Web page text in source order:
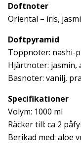
Doftnoter
Oriental – iris,
Doftpyramid
Toppnoter: nashi-
Hjärtnoter: jasmin,
Basnoter: vanilj,
Specifikationer
Volym: 1000 ml
Räcker till: ca 2
Berikad med: aloe